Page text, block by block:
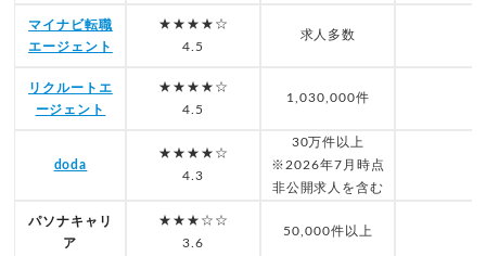
マイナビ転職
エージェント
★★★★☆
4.5
求人多数
リクルートエ
ージェント
★★★★☆
4.5
1,030,000件
doda
★★★★☆
4.3
30万件以上
※2026年7月時点
非公開求人を含む
パソナキャリ
ア
★★★☆☆
3.6
50,000件以上